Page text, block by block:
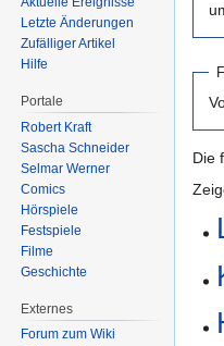
Die
Letzte Änderungen
Zufälliger Artikel
Hilfe
Portale
Robert Kraft
Sascha Schneider
Selmar Werner
Comics
Hörspiele
Festspiele
Filme
Geschichte
Externes
Forum zum Wiki